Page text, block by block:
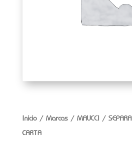
Inicio/ Marcas/ MAUCCI /
CARTA